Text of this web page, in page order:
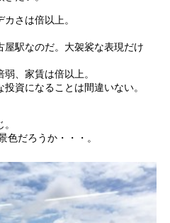
さは倍以上。
駅なのだ。大袈裟な表現だけ
、家賃は倍以上。
資になることは間違いない。
色だろうか・・・。